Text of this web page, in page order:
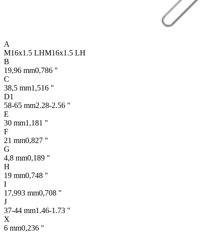
A
M16x1.5 LHM16x1.5 LH
B
19,96 mm0,786 "
C
38,5 mm1,516 "
D1
58-65 mm2.28-2.56 "
E
30 mm1,181 "
F
21 mm0,827 "
G
4,8 mm0,189 "
H
19 mm0,748 "
I
17,993 mm0,708 "
J
37-44 mm1.46-1.73 "
X
6 mm0,236 "